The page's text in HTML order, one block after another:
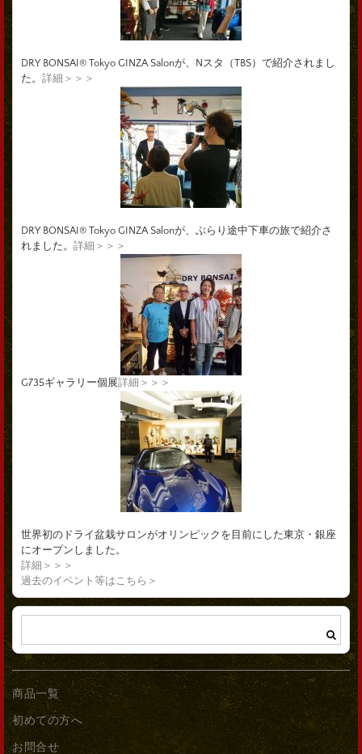
DRY BONSAI® Tokyo GINZA Salonが、Nスタ（TBS）で紹介されまし
た。 詳細＞＞＞
DRY BONSAI® Tokyo GINZA Salonが、ぶらり途中下車の旅で紹介さ
れました。 詳細＞＞＞
G735ギャラリー個展詳細＞＞＞
世界初のドライ盆栽サロンがオリンピックを目前にした東京・銀座
にオープンしました。
詳細＞＞＞
過去のイベント等はこちら＞
商品一覧
初めての方へ
お問合せ